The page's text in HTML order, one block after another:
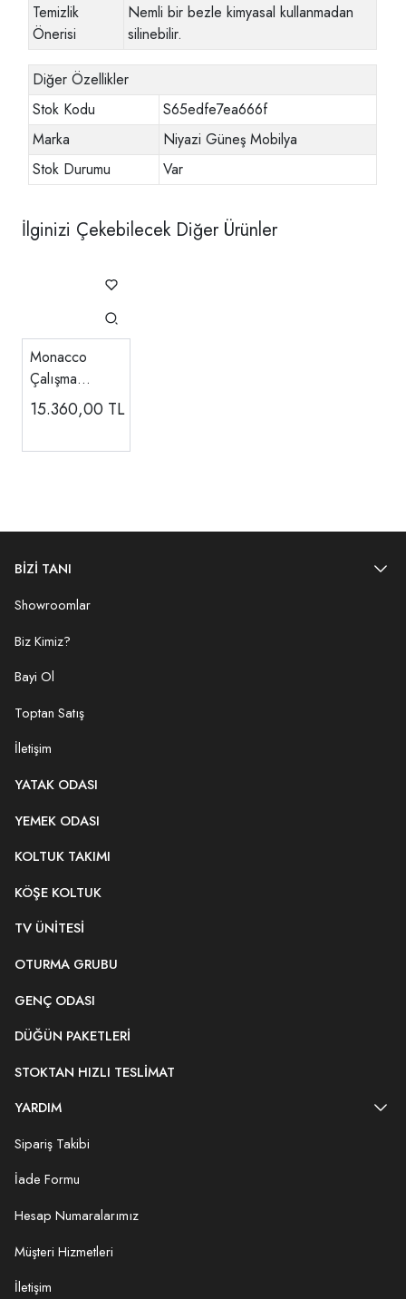
Temizlik
Önerisi
Nemli bir bezle kimyasal kullanmadan
silinebilir.
Diğer Özellikler
Stok Kodu
S65edfe7ea666f
Marka
Niyazi Güneş Mobilya
Stok Durumu
Var
İlginizi Çekebilecek Diğer Ürünler
Monacco
Çalışma
Masası
(Alt+Üst)
15.360,00 TL
BİZİ TANI
Showroomlar
Biz Kimiz?
Bayi Ol
Toptan Satış
İletişim
YATAK ODASI
YEMEK ODASI
KOLTUK TAKIMI
KÖŞE KOLTUK
TV ÜNITESI
OTURMA GRUBU
GENÇ ODASI
DÜĞÜN PAKETLERI
STOKTAN HIZLI TESLIMAT
YARDIM
Sipariş Takibi
İade Formu
Hesap Numaralarımız
Müşteri Hizmetleri
İletişim